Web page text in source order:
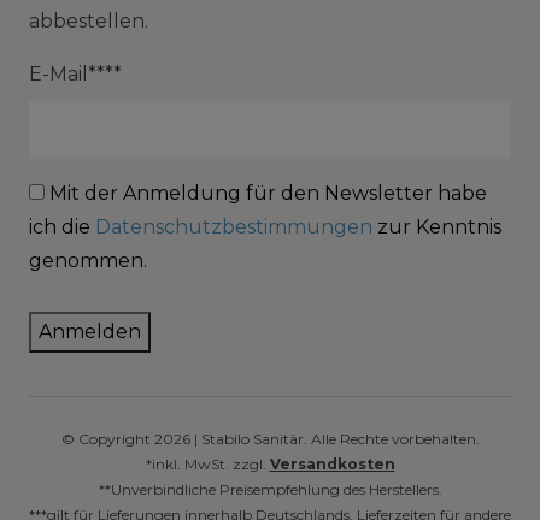
abbestellen.
E-Mail****
Mit der Anmeldung für den Newsletter habe
ich die Datenschutzbestimmungen zur Kenntnis
genommen.
Anmelden
© Copyright 2026 | Stabilo Sanitär. Alle Rechte vorbehalten.
*inkl. MwSt. zzgl. Versandkosten
**Unverbindliche Preisempfehlung des Herstellers.
***gilt für Lieferungen innerhalb Deutschlands, Lieferzeiten für andere